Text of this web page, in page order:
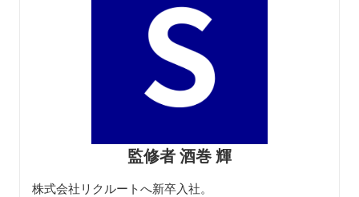
監修者 酒巻 輝
株式会社リクルートへ新卒入社。